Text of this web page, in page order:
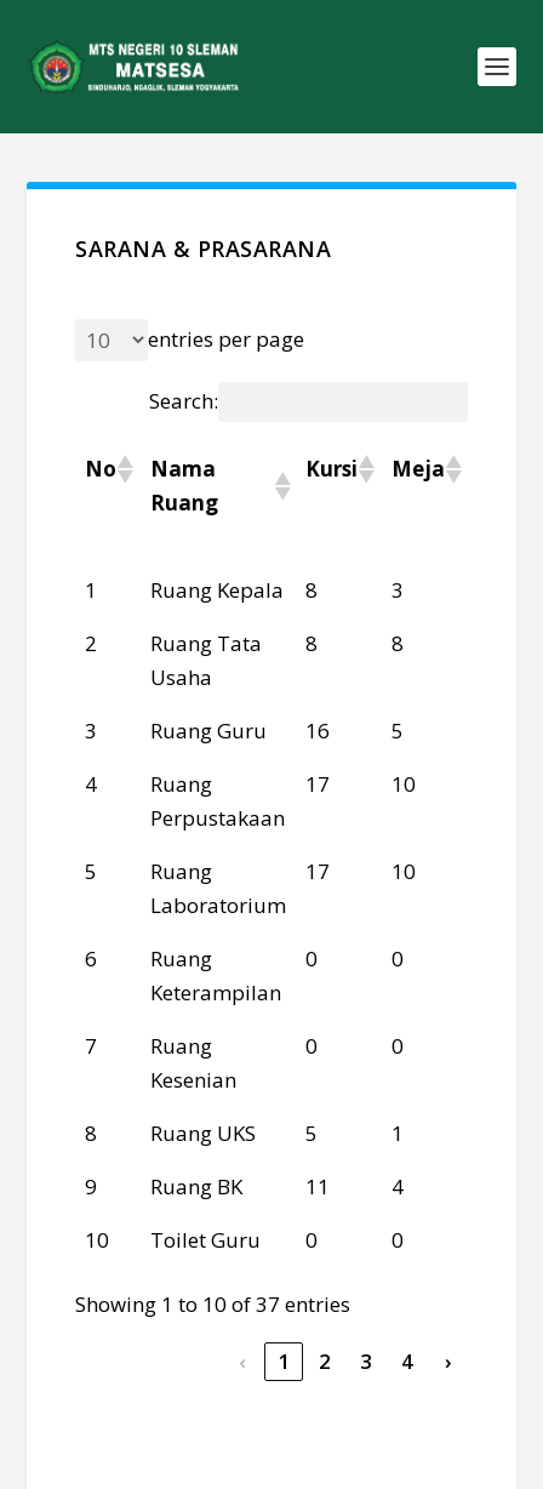
SARANA & PRASARANA
entries per page
Search:
No
Nama
Ruang
Kursi Meja
No
Nama
Kursi Meja
1 Ruang Kepala 8 3
2
Ruang Tata
Usaha
8 8
3 Ruang Guru 16 5
4
Ruang
Perpustakaan
17 10
5
Ruang
Laboratorium
17 10
6
Ruang
Keterampilan
0 0
7
Ruang
Kesenian
0 0
8 Ruang UKS 5 1
9
Ruang BK 11 4
10
Toilet Guru 0 0
Showing 1 to 10 of 37 entries
‹ 1 2 3 4 ›